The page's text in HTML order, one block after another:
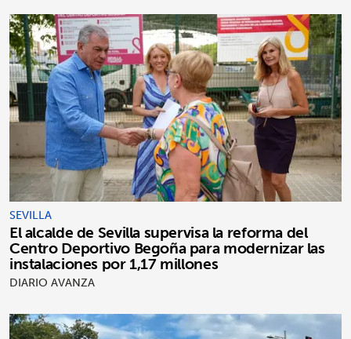
SEVILLA
El alcalde de Sevilla supervisa la reforma del
Centro Deportivo Begoña para modernizar las
instalaciones por 1,17 millones
DIARIO AVANZA